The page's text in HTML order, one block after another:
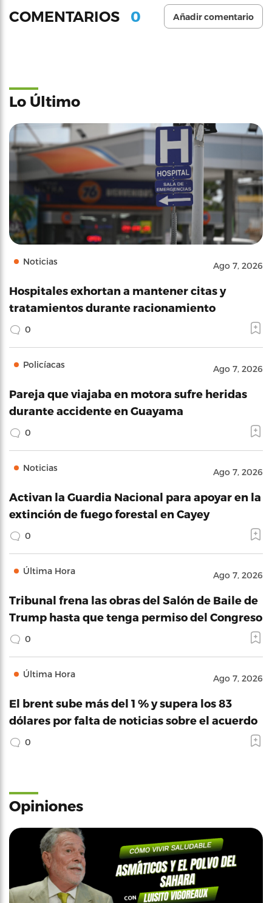
COMENTARIOS 0 Añadir comentario
Lo Último
Noticias Ago 7, 2026
Hospitales exhortan a mantener citas y
tratamientos durante racionamiento
0
Policíacas Ago 7, 2026
Pareja que viajaba en motora sufre heridas
durante accidente en Guayama
0
Noticias Ago 7, 2026
Activan la Guardia Nacional para apoyar en la
extinción de fuego forestal en Cayey
0
Última Hora Ago 7, 2026
Tribunal frena las obras del Salón de Baile de
Trump hasta que tenga permiso del Congreso
0
Última Hora Ago 7, 2026
El brent sube más del 1 % y supera los 83
dólares por falta de noticias sobre el acuerdo
0
Opiniones